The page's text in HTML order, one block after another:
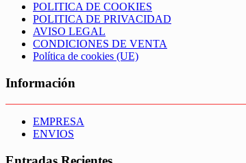
POLITICA DE COOKIES
POLITICA DE PRIVACIDAD
AVISO LEGAL
CONDICIONES DE VENTA
Política de cookies (UE)
Información
EMPRESA
ENVIOS